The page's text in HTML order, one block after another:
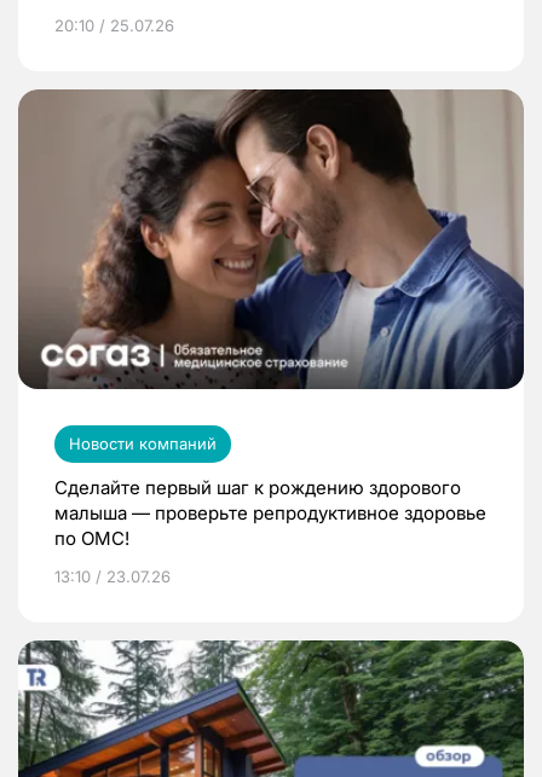
20:10 / 25.07.26
Новости компаний
Сделайте первый шаг к рождению здорового
малыша — проверьте репродуктивное здоровье
по ОМС!
13:10 / 23.07.26